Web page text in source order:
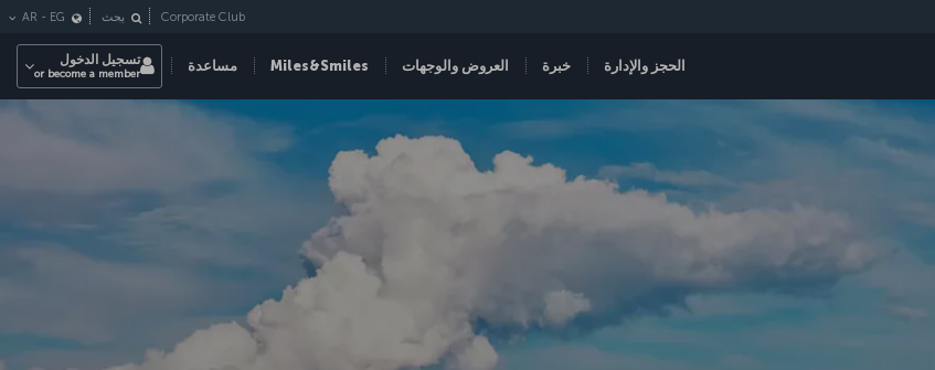
الحجز والإدارة خبرة العروض والوجهات Miles&Smiles مساعدة
Corporate Club بحث AR - EG
تسجيل الدخول
or become a member